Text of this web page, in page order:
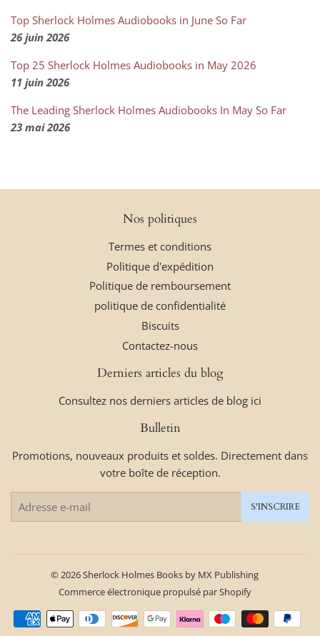
Top Sherlock Holmes Audiobooks in June So Far
26 juin 2026
Top 25 Sherlock Holmes Audiobooks in May 2026
11 juin 2026
The Leading Sherlock Holmes Audiobooks In May So Far
23 mai 2026
Nos politiques
Termes et conditions
Politique d'expédition
Politique de remboursement
politique de confidentialité
Biscuits
Contactez-nous
Derniers articles du blog
Consultez nos derniers articles de blog ici
Bulletin
Promotions, nouveaux produits et soldes. Directement dans
votre boîte de réception.
mails
S'INSCRIRE
© 2026Sherlock Holmes Books by MX Publishing
Commerce électronique propulsé par Shopify
Icônes